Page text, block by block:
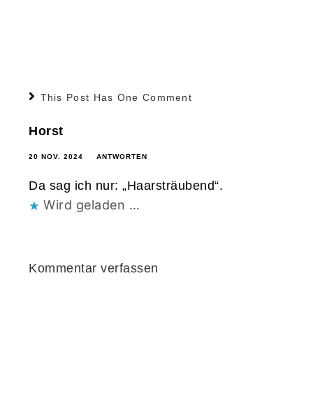
This Post Has One Comment
Horst
20 NOV. 2024 ANTWORTEN
Da sag ich nur: „Haarsträubend“.
Wird geladen …
Kommentar verfassen